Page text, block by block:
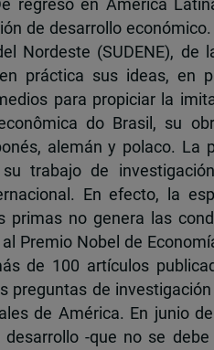
regreso en América
de desarrollo
Nordeste (SUDENE), de
práctica sus ideas, en
para propiciar la
do Brasil, su
alemán y polaco. La
trabajo de
En efecto, la
primas no genera las
Premio Nobel de
de 100 artículos
preguntas de
de América. En junio
-que no se